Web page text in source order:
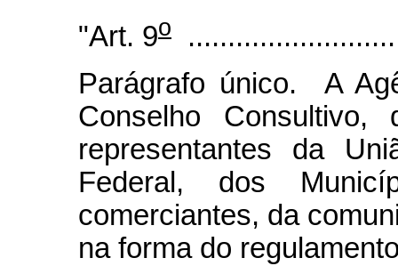
"Art. 9o
Parágrafo único. A
Conselho
representantes da
Federal, dos
comerciantes, da
na forma do